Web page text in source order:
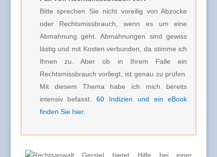
Bitte sprechen Sie nicht voreilig von Abzocke
oder Rechtsmissbrauch, wenn es um eine
Abmahnung geht. Abmahnungen sind gewiss
lästig und mit Kosten verbunden, da stimme ich
Ihnen zu. Aber ob in Ihrem Falle ein
Rechtsmissbrauch vorliegt, ist genau zu prüfen.
Mit diesem Thema habe ich mich bereits
intensiv befasst.60 Indizien und ein eBook
finden Sie hier.